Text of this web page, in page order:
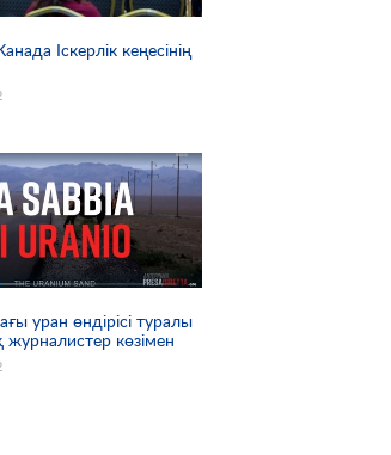
Іскерлік кеңесінің
уран өндірісі туралы
журналистер көзімен